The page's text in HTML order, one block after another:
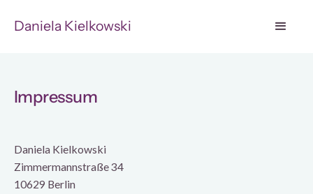
Daniela Kielkowski
Impressum
Daniela Kielkowski
Zimmermannstraße 34
10629 Berlin